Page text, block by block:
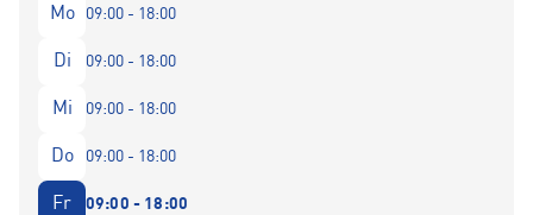
Mo
09:00 - 18:00
Di 09:00 - 18:00
Mi 09:00 - 18:00
Do 09:00 - 18:00
Fr 09:00 - 18:00